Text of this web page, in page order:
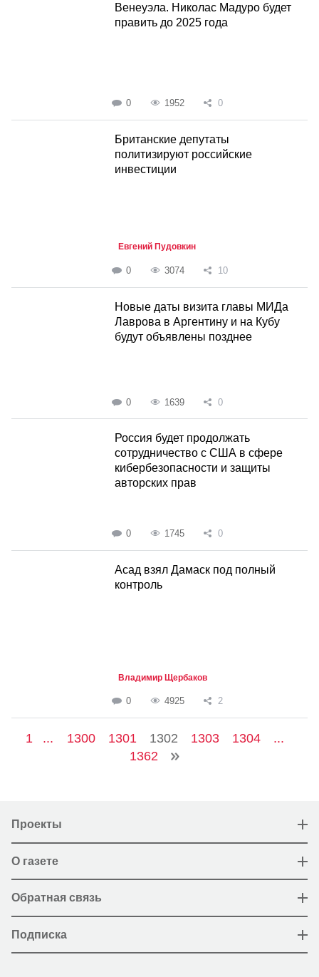
Венеуэла. Николас Мадуро будет
править до 2025 года
0 1952 0
Британские депутаты
политизируют российские
инвестиции
Евгений Пудовкин
0 3074 10
Новые даты визита главы МИДа
Лаврова в Аргентину и на Кубу
будут объявлены позднее
0 1639 0
Россия будет продолжать
сотрудничество с США в сфере
кибербезопасности и защиты
авторских прав
0 1745 0
Асад взял Дамаск под полный
контроль
Владимир Щербаков
0 4925 2
1 ... 1300 1301 1302 1303 1304
...
1362
Проекты
О газете
Обратная связь
Подписка